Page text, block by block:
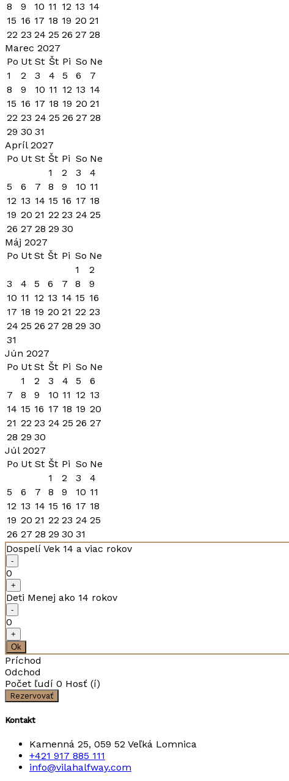
8
9 10 11 12 13 14
15 16 17 18 19 20 21
22 23 24 25 26 27 28
Marec 2027
Po Ut St Št Pi So Ne
1
2 3 4 5 6
7
8
9 10 11 12 13 14
15 16 17 18 19 20 21
22 23 24 25 26 27 28
29 30 31
Apríl 2027
Po Ut St Št Pi So Ne
1
2 3
4
5
6 7 8 9 10 11
12 13 14 15 16 17 18
19 20 21 22 23 24 25
26 27 28 29 30
Máj 2027
Po Ut St Št Pi So Ne
1
2
3
4 5 6 7 8
9
10 11 12 13 14 15 16
17 18 19 20 21 22 23
24 25 26 27 28 29 30
31
Jún 2027
Po Ut St Št Pi So Ne
1
2 3 4 5
6
7
8 9 10 11 12 13
14 15 16 17 18 19 20
21 22 23 24 25 26 27
28 29 30
Júl 2027
Po Ut St Št Pi So Ne
1
2 3
4
5
6 7 8 9 10 11
12 13 14 15 16 17 18
19 20 21 22 23 24 25
26 27 28 29 30 31
Dospelí Vek 14 a viac rokov
-
0
+
Deti Menej ako 14 rokov
-
0
+
Ok
Príchod
Odchod
Počet ľudí 0 Hosť (í)
Kontakt
Kamenná 25, 059 52 Veľká Lomnica
+421 917 885 111
info@vilahalfway.com